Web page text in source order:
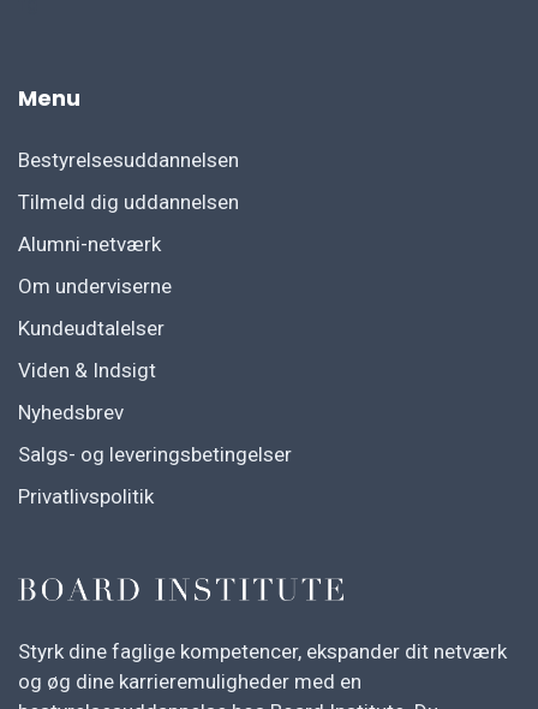
Menu
Bestyrelsesuddannelsen
Tilmeld dig uddannelsen
Alumni-netværk
Om underviserne
Kundeudtalelser
Viden & Indsigt
Nyhedsbrev
Salgs- og leveringsbetingelser
Privatlivspolitik
Styrk dine faglige kompetencer, ekspander dit netværk
og øg dine karrieremuligheder med en